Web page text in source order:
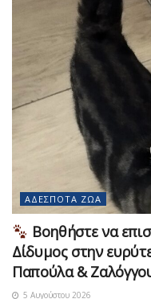
ΑΔΈΣΠΟΤΑ ΖΏΑ
Βοηθήστε να
Δίδυμος στην
Παπούλα &
5 Αυγούστου 2026